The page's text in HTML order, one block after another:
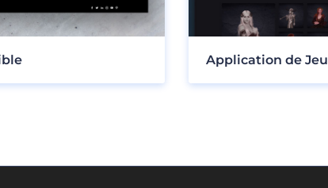
Application de Jeu